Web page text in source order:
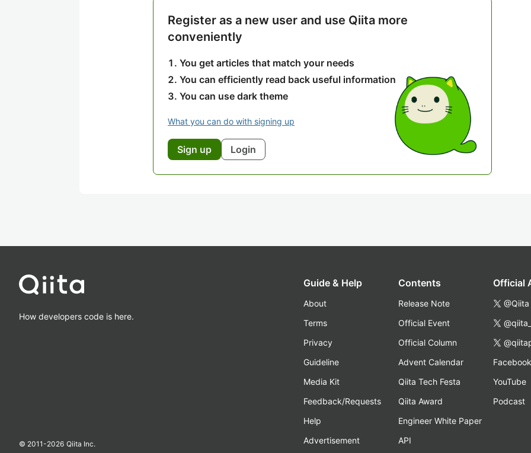
Register as a new user and use Qiita more
conveniently
You get articles that match your needs
You can efficiently read back useful information
You can use dark theme
What you can do with signing up
Sign up Login
How developers code is here.
© 2011-2026 Qiita Inc.
Guide & Help
About
Terms
Privacy
Guideline
Media Kit
Feedback/Requests
Help
Advertisement
Contents
Release Note
Official Event
Official Column
Advent Calendar
Qiita Tech Festa
Qiita Award
Engineer White Paper
API
Official
@Qiita
Facebook
YouTube
Podcast